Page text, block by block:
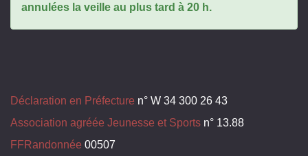
annulées la veille au plus tard à 20 h.
Déclaration en Préfecture n° W 34 300 26 43
Association agréée Jeunesse et Sports n° 13.88
FFRandonnée 00507